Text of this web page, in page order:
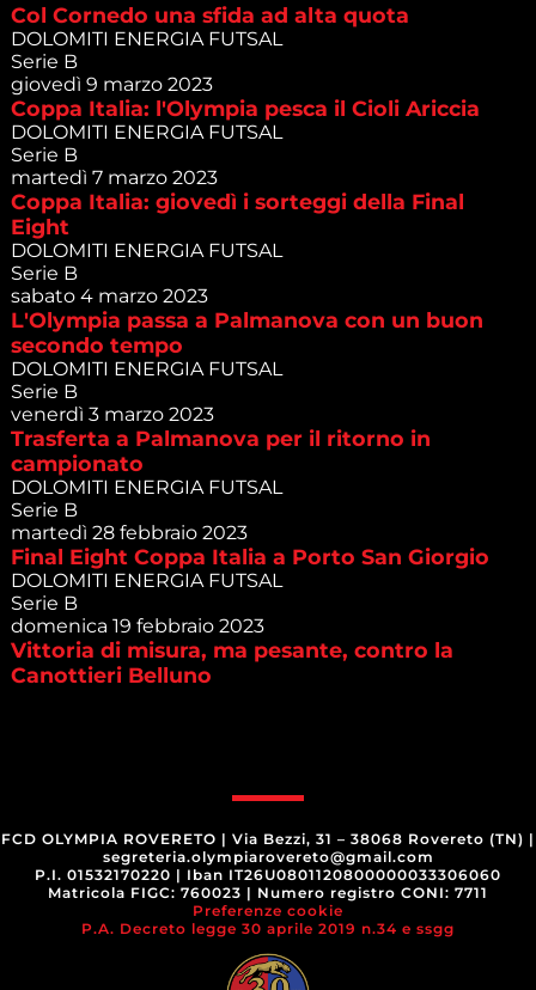
Col Cornedo una sfida ad alta quota
DOLOMITI ENERGIA FUTSAL
Serie B
giovedì 9 marzo 2023
Coppa Italia: l'Olympia pesca il Cioli Ariccia
DOLOMITI ENERGIA FUTSAL
Serie B
martedì 7 marzo 2023
Coppa Italia: giovedì i sorteggi della Final
Eight
DOLOMITI ENERGIA FUTSAL
Serie B
sabato 4 marzo 2023
L'Olympia passa a Palmanova con un buon
secondo tempo
DOLOMITI ENERGIA FUTSAL
Serie B
venerdì 3 marzo 2023
Trasferta a Palmanova per il ritorno in
campionato
DOLOMITI ENERGIA FUTSAL
Serie B
martedì 28 febbraio 2023
Final Eight Coppa Italia a Porto San Giorgio
DOLOMITI ENERGIA FUTSAL
Serie B
domenica 19 febbraio 2023
Vittoria di misura, ma pesante, contro la
Canottieri Belluno
FCD OLYMPIA ROVERETO | Via Bezzi, 31 – 38068 Rovereto (TN) |
segreteria.olympiarovereto@gmail.com
P.I. 01532170220 | Iban IT26U0801120800000033306060
Matricola FIGC: 760023 | Numero registro CONI: 7711
Preferenze cookie
P.A. Decreto legge 30 aprile 2019 n.34 e ssgg